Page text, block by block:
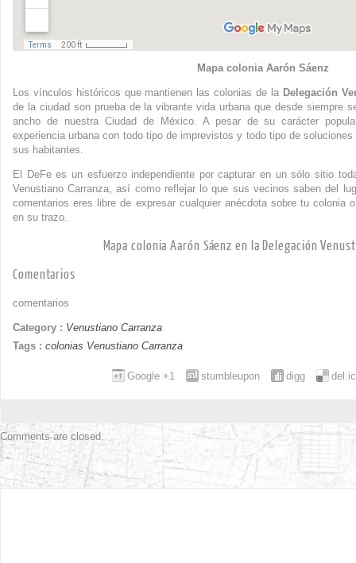
Mapa colonia Aarón Sáenz
Los vínculos históricos que mantienen las colonias de la Delegación
de la ciudad son prueba de la vibrante vida urbana que desde siempre
ancho de nuestra Ciudad de México. A pesar de su carácter
experiencia urbana con todo tipo de imprevistos y todo tipo de
sus habitantes.
El DeFe es un esfuerzo independiente por capturar en un sólo sitio
Venustiano Carranza, así como reflejar lo que sus vecinos saben del
comentarios eres libre de expresar cualquier anécdota sobre tu colonia
en su trazo.
Mapa colonia Aarón Sáenz en la Delegación
Comentarios
comentarios
Category : Venustiano Carranza
Tags : colonias Venustiano Carranza
digg
stumbleupon
Google +1
Comments are closed.